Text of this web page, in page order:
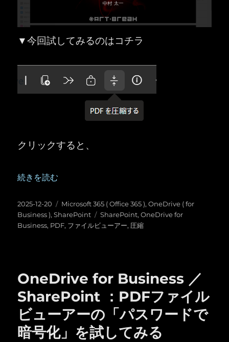
▼今回試してみるのはコチラ
クリックすると、
“OneDrive for Business ／ SharePoint ：PDFファイルビ
続きを読む
投
稿
日:
2025-12-20
カ
テ
ゴ
Microsoft 365 ( Office 365 ),OneDrive ( for
Business ),SharePoint
タ
グ
SharePoint,OneDrive for
Business, PDF, ファイルビューアー, 圧縮
OneDrive for Business ／
SharePoint ：PDFファイル
ビューアーの「パスワードで
暗号化」を試してみる